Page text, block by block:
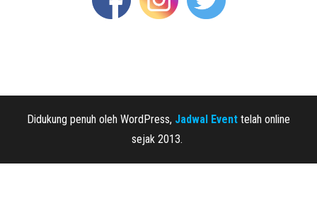
Didukung penuh oleh WordPress, Jadwal Event telah online
sejak 2013.